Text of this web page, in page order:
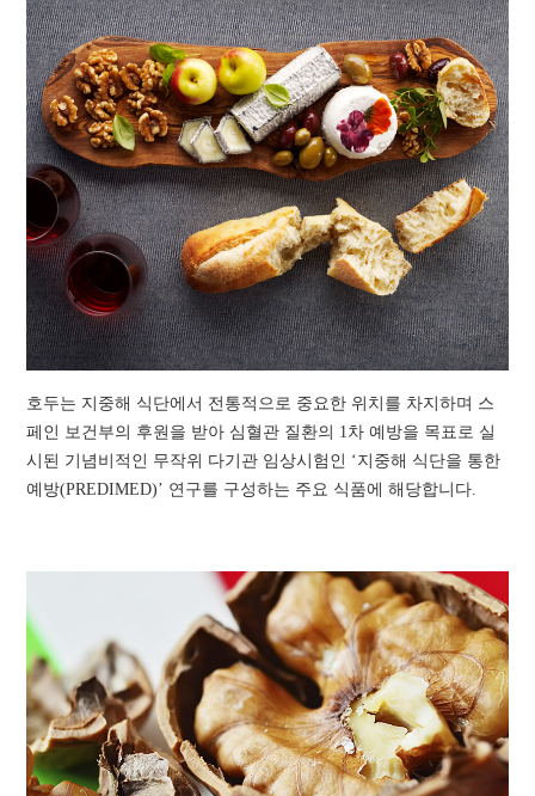
호두는 지중해 식단에서 전통적으로 중요한 위치를 차지하며 스
페인 보건부의 후원을 받아 심혈관 질환의 1차 예방을 목표로 실
시된 기념비적인 무작위 다기관 임상시험인 ‘지중해 식단을 통한
예방(PREDIMED)’ 연구를 구성하는 주요 식품에 해당합니다.